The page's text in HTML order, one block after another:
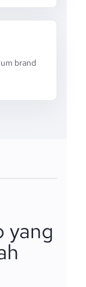
brand
yang